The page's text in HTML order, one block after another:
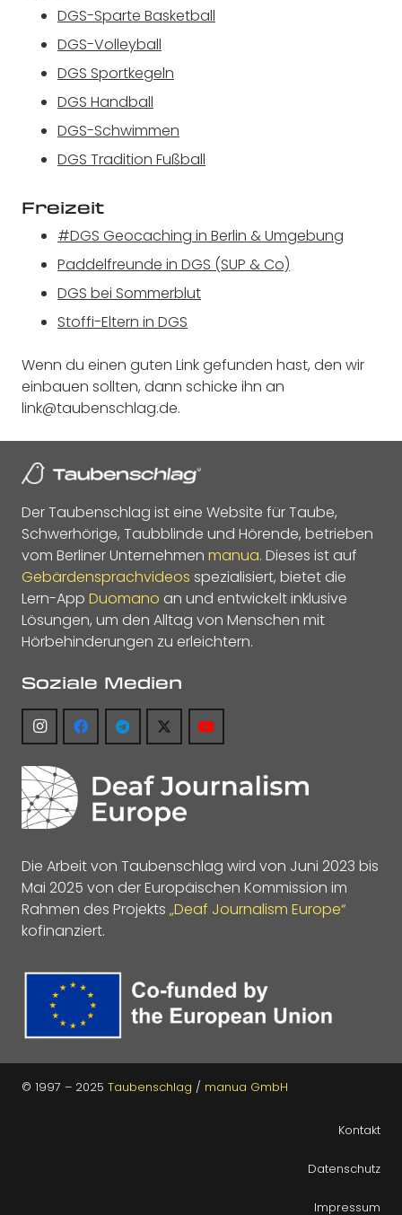
DGS-Sparte Basketball
DGS-Volleyball
DGS Sportkegeln
DGS Handball
DGS-Schwimmen
DGS Tradition Fußball
Freizeit
#DGS Geocaching in Berlin & Umgebung
Paddelfreunde in DGS (SUP & Co)
DGS bei Sommerblut
Stoffi-Eltern in DGS
Wenn du einen guten Link gefunden hast, den wir
einbauen sollten, dann schicke ihn an
link@taubenschlag.de.
Der Taubenschlag ist eine Website für Taube,
Schwerhörige, Taubblinde und Hörende, betrieben
vom Berliner Unternehmen manua. Dieses ist auf
Gebärdensprachvideos spezialisiert, bietet die
Lern-App Duomano an und entwickelt inklusive
Lösungen, um den Alltag von Menschen mit
Hörbehinderungen zu erleichtern.
Soziale Medien
Die Arbeit von Taubenschlag wird von Juni 2023 bis
Mai 2025 von der Europäischen Kommission im
Rahmen des Projekts „Deaf Journalism Europe“
kofinanziert.
© 1997 – 2025 Taubenschlag / manua GmbH
Kontakt
Datenschutz
Impressum